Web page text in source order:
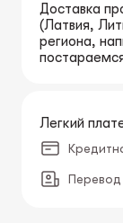
Доставка
(Латвия,
региона,
Легкий
Перевод